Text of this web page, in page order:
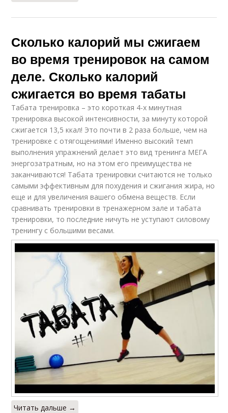
Сколько калорий мы сжигаем
во время тренировок на самом
деле. Сколько калорий
сжигается во время табаты
Табата тренировка – это короткая 4-х минутная
тренировка высокой интенсивности, за минуту которой
сжигается 13,5 ккал! Это почти в 2 раза больше, чем на
тренировке с отягощениями! Именно высокий темп
выполнения упражнений делает это вид тренинга МЕГА
энергозатратным, но на этом его преимущества не
заканчиваются! Табата тренировки считаются не только
самыми эффективным для похудения и сжигания жира, но
еще и для увеличения вашего обмена веществ. Если
сравнивать тренировки в тренажерном зале и табата
тренировки, то последние ничуть не уступают силовому
тренингу с большими весами.
Читать дальше →